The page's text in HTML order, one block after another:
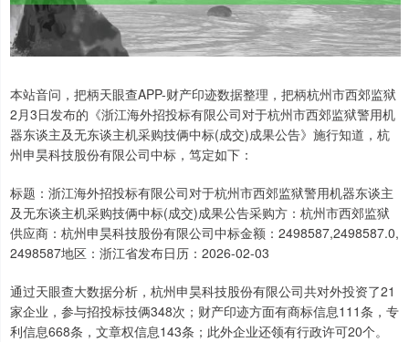
本站音问，把柄天眼查APP-财产印迹数据整理，把柄杭州市西郊监狱
2月3日发布的《浙江海外招投标有限公司对于杭州市西郊监狱警用机
器东谈主及无东谈主机采购技俩中标(成交)成果公告》施行知道，杭
州申昊科技股份有限公司中标，笃定如下：
标题：浙江海外招投标有限公司对于杭州市西郊监狱警用机器东谈主
及无东谈主机采购技俩中标(成交)成果公告采购方：杭州市西郊监狱
供应商：杭州申昊科技股份有限公司中标金额：2498587,2498587.0,
2498587地区：浙江省发布日历：2026-02-03
通过天眼查大数据分析，杭州申昊科技股份有限公司共对外投资了21
家企业，参与招投标技俩348次；财产印迹方面有商标信息111条，专
利信息668条，文章权信息143条；此外企业还领有行政许可20个。